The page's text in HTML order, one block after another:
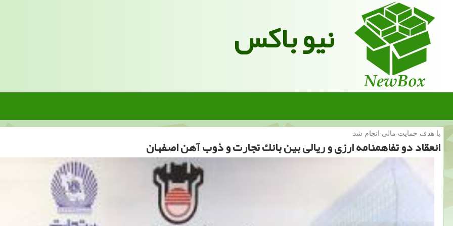
نیو باکس
با هدف حمایت مالی انجام شد
انعقاد دو تفاهمنامه ارزی و ریالی بین بانك تجارت و ذوب آهن اصفهان